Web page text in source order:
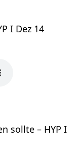
I Dez 14
sollte – HYP I